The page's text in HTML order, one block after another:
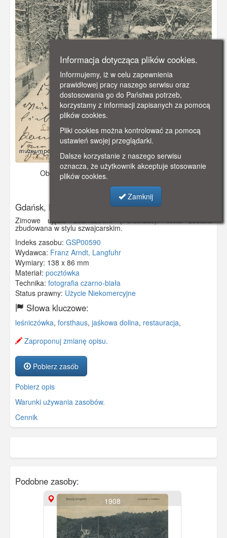
Obraz pochodzi z1904 r.
Dodano: 2019-10-26 00:39
Wyświetlono: 3958
Gdańsk, Leśniczówka w Jaśkowej Dolinie
Zimowe ujęcie Leśniczówki (Forsthaus). Willa została
zbudowana w stylu szwajcarskim.
Indeks zasobu: GSP00590
Wydawca: Franz Arndt, Langfuhr
Wymiary: 138 x 86 mm
Materiał: pocztówka
Technika: fotografia czarno-biała
Status prawny: Użycie Niekomercyjne
Słowa kluczowe:
leśniczówka, forsthaus, jaśkowa dolina, restauracja,
Zaproponuj zmianę opisu.
Pobierz zasób
Pobierz opis
Warunki używania zasobów.
Cennik
Podobne zasoby:
1908
Informacja dotycząca plików cookies.
Informujemy, iż w celu zapewnienia
prawidłowej pracy naszego serwisu oraz
dostosowania go do Państwa potrzeb,
korzystamy z informacji zapisanych za pomocą
plików cookies.
Pliki cookies można kontrolować za pomocą
ustawień swojej przeglądarki.
Dalsze korzystanie z naszego serwisu
oznacza, że użytkownik akceptuje stosowanie
plików cookies.
Zamknij